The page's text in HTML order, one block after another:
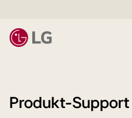
Produkt-Support